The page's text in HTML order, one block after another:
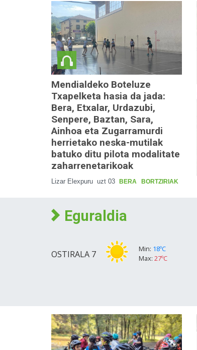
Mendialdeko Boteluze
Txapelketa hasia da jada:
Bera, Etxalar, Urdazubi,
Senpere, Baztan, Sara,
Ainhoa eta Zugarramurdi
herrietako neska-mutilak
batuko ditu pilota modalitate
zaharrenetarikoak
Lizar Elexpuru uzt 03 BERA BORTZIRIAK
Eguraldia
OSTIRALA 7 Min: 18ºC
Max: 27ºC